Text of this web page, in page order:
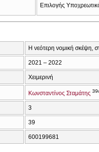
Επιλογής
Η νεότερη νομική σκέψη,
2021 – 2022
Χειμερινή
Κωνσταντίνος Σταμάτης
3
39
600199681